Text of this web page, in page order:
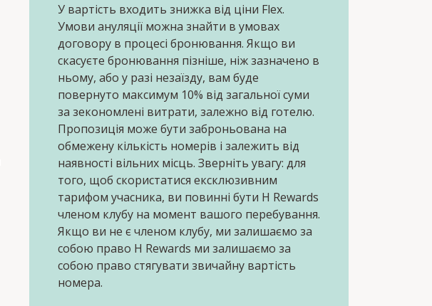
У вартість входить знижка від ціни Flex.
Умови ануляції можна знайти в умовах
договору в процесі бронювання. Якщо ви
скасуєте бронювання пізніше, ніж зазначено в
ньому, або у разі незаїзду, вам буде
повернуто максимум 10% від загальної суми
за зекономлені витрати, залежно від готелю.
Пропозиція може бути заброньована на
обмежену кількість номерів і залежить від
наявності вільних місць. Зверніть увагу: для
того, щоб скористатися ексклюзивним
тарифом учасника, ви повинні бути H Rewards
членом клубу на момент вашого перебування.
Якщо ви не є членом клубу, ми залишаємо за
собою право H Rewards ми залишаємо за
собою право стягувати звичайну вартість
номера.